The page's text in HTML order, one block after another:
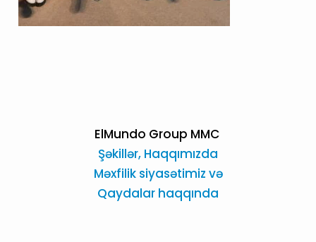
ElMundo Group MMC
Şəkillər, Haqqımızda
Məxfilik siyasətimiz və
Qaydalar haqqında